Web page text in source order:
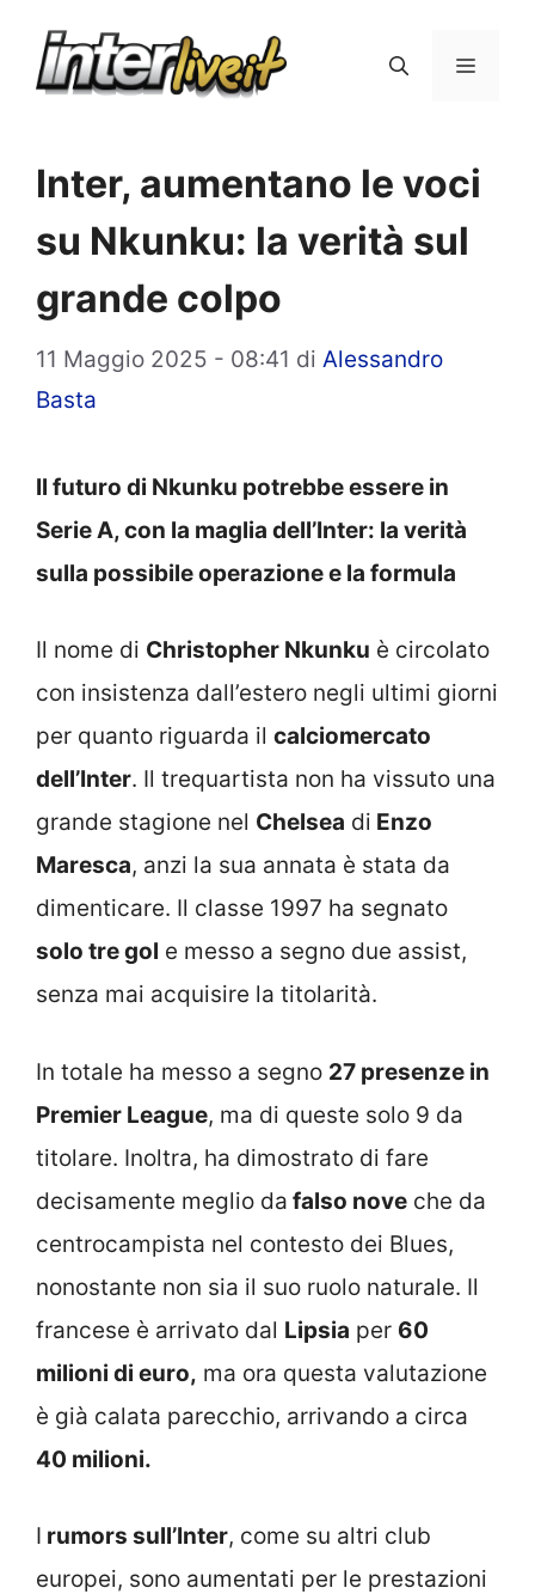
Menu
Inter, aumentano le voci
su Nkunku: la verità sul
grande colpo
11 Maggio 2025 - 08:41 di Alessandro
Basta
Il futuro di Nkunku potrebbe essere in
Serie A, con la maglia dell’Inter: la verità
sulla possibile operazione e la formula
Il nome di Christopher Nkunku è circolato
con insistenza dall’estero negli ultimi giorni
per quanto riguarda il calciomercato
dell’Inter. Il trequartista non ha vissuto una
grande stagione nel Chelsea di Enzo
Maresca, anzi la sua annata è stata da
dimenticare. Il classe 1997 ha segnato
solo tre gol e messo a segno due assist,
senza mai acquisire la titolarità.
In totale ha messo a segno 27 presenze in
Premier League, ma di queste solo 9 da
titolare. Inoltra, ha dimostrato di fare
decisamente meglio da falso nove che da
centrocampista nel contesto dei Blues,
nonostante non sia il suo ruolo naturale. Il
francese è arrivato dal Lipsia per 60
milioni di euro, ma ora questa valutazione
è già calata parecchio, arrivando a circa
40 milioni.
I rumors sull’Inter, come su altri club
europei, sono aumentati per le prestazioni